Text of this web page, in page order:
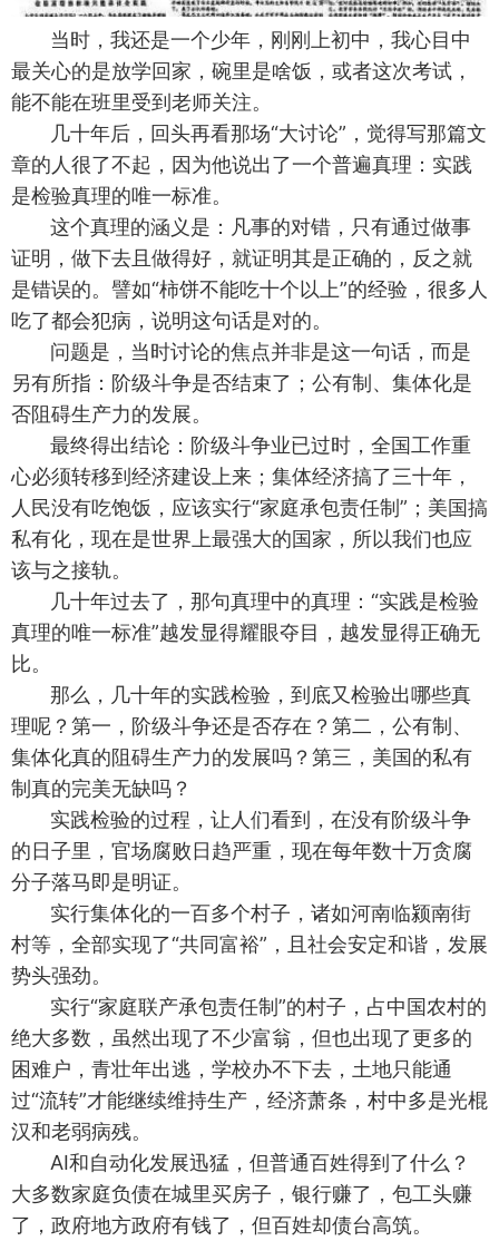
当时，我还是一个少年，刚刚上初中，我心目中
最关心的是放学回家，碗里是啥饭，或者这次考试，
能不能在班里受到老师关注。
几十年后，回头再看那场“大讨论”，觉得写那篇文
章的人很了不起，因为他说出了一个普遍真理：实践
是检验真理的唯一标准。
这个真理的涵义是：凡事的对错，只有通过做事
证明，做下去且做得好，就证明其是正确的，反之就
是错误的。譬如“柿饼不能吃十个以上”的经验，很多人
吃了都会犯病，说明这句话是对的。
问题是，当时讨论的焦点并非是这一句话，而是
另有所指：阶级斗争是否结束了；公有制、集体化是
否阻碍生产力的发展。
最终得出结论：阶级斗争业已过时，全国工作重
心必须转移到经济建设上来；集体经济搞了三十年，
人民没有吃饱饭，应该实行“家庭承包责任制”；美国搞
私有化，现在是世界上最强大的国家，所以我们也应
该与之接轨。
几十年过去了，那句真理中的真理：“实践是检验
真理的唯一标准”越发显得耀眼夺目，越发显得正确无
比。
那么，几十年的实践检验，到底又检验出哪些真
理呢？第一，阶级斗争还是否存在？第二，公有制、
集体化真的阻碍生产力的发展吗？第三，美国的私有
制真的完美无缺吗？
实践检验的过程，让人们看到，在没有阶级斗争
的日子里，官场腐败日趋严重，现在每年数十万贪腐
分子落马即是明证。
实行集体化的一百多个村子，诸如河南临颍南街
村等，全部实现了“共同富裕”，且社会安定和谐，发展
势头强劲。
实行“家庭联产承包责任制”的村子，占中国农村的
绝大多数，虽然出现了不少富翁，但也出现了更多的
困难户，青壮年出逃，学校办不下去，土地只能通
过“流转”才能继续维持生产，经济萧条，村中多是光棍
汉和老弱病残。
AI和自动化发展迅猛，但普通百姓得到了什么？
大多数家庭负债在城里买房子，银行赚了，包工头赚
了，政府地方政府有钱了，但百姓却债台高筑。